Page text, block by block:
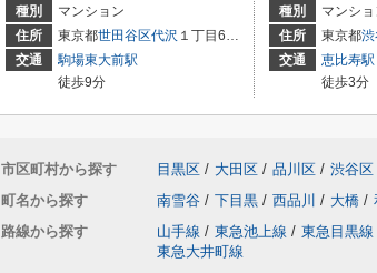
種別
マンション
住所
東京都世田谷区代沢 １丁目6－4
交通
駒場東大前駅
徒歩9分
種別
マンショ
住所
東京都渋
交通
恵比寿駅
徒歩3分
市区町村から探す 目黒区 / 大田区 / 品川区 / 渋谷区
町名から探す
南雪谷 / 下目黒 / 西品川 / 大橋 /
路線から探す
山手線 / 東急池上線 / 東急目黒線
東急大井町線